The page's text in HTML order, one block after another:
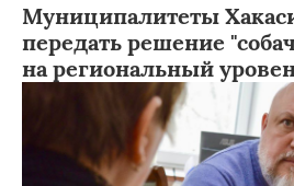
Муниципалитеты
передать решение
на региональный